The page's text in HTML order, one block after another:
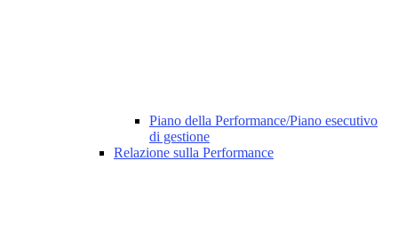
Piano della Performance/Piano esecutivo
di gestione
Relazione sulla Performance